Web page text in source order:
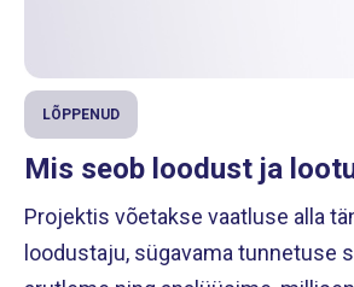
LÕPPENUD
Mis seob loodust ja
Projektis võetakse vaatluse alla
loodustaju, sügavama tunnetuse